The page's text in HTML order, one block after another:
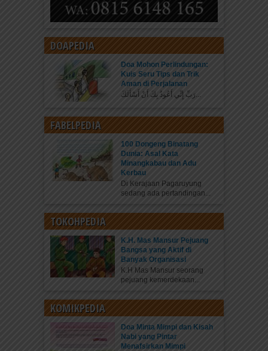
DOAPEDIA
Doa Mohon Perlindungan:
Kuis Seru Tips dan Trik
Aman di Perjalanan
FABELPEDIA
100 Dongeng Binatang
Dunia: Asal Kata
Minangkabau dan Adu
Kerbau
Di Kerajaan Pagaruyung
sedang ada pertandingan...
TOKOHPEDIA
K.H. Mas Mansur Pejuang
Bangsa yang Aktif di
Banyak Organisasi
K.H Mas Mansur seorang
pejuang kemerdekaan...
KOMIKPEDIA
Doa Minta Mimpi dan Kisah
Nabi yang Pintar
Menafsirkan Mimpi